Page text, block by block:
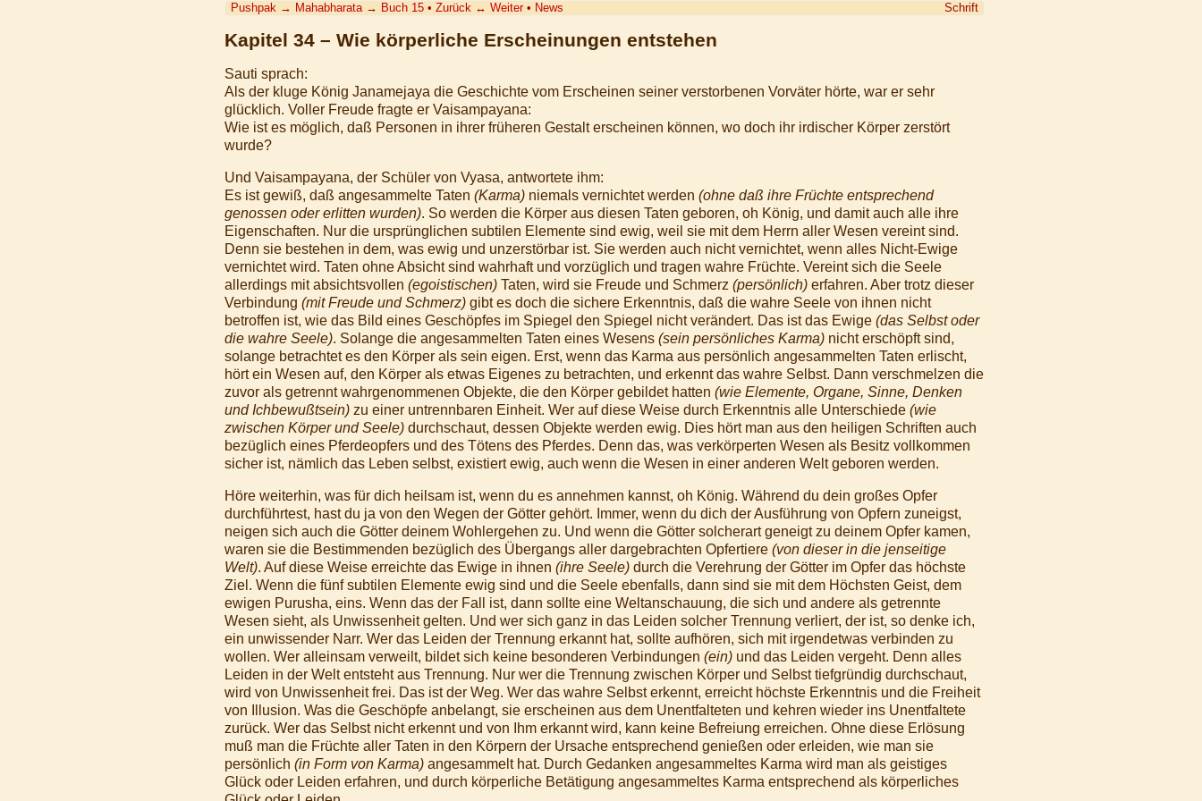
Pushpak → Mahabharata → Buch 15 •Zurück ↔ Weiter• News Schrift
Kapitel 34 – Wie körperliche Erscheinungen entstehen
Sauti sprach:
Als der kluge König Janamejaya die Geschichte vom Erscheinen seiner verstorbenen Vorväter hörte, war er sehr
glücklich. Voller Freude fragte er Vaisampayana:
Wie ist es möglich, daß Personen in ihrer früheren Gestalt erscheinen können, wo doch ihr irdischer Körper zerstört
wurde?
Und Vaisampayana, der Schüler von Vyasa, antwortete ihm:
Es ist gewiß, daß angesammelte Taten (Karma) niemals vernichtet werden (ohne daß ihre Früchte entsprechend
genossen oder erlitten wurden). So werden die Körper aus diesen Taten geboren, oh König, und damit auch alle ihre
Eigenschaften. Nur die ursprünglichen subtilen Elemente sind ewig, weil sie mit dem Herrn aller Wesen vereint sind.
Denn sie bestehen in dem, was ewig und unzerstörbar ist. Sie werden auch nicht vernichtet, wenn alles Nicht-Ewige
vernichtet wird. Taten ohne Absicht sind wahrhaft und vorzüglich und tragen wahre Früchte. Vereint sich die Seele
allerdings mit absichtsvollen (egoistischen) Taten, wird sie Freude und Schmerz (persönlich) erfahren. Aber trotz dieser
Verbindung (mit Freude und Schmerz) gibt es doch die sichere Erkenntnis, daß die wahre Seele von ihnen nicht
betroffen ist, wie das Bild eines Geschöpfes im Spiegel den Spiegel nicht verändert. Das ist das Ewige (das Selbst oder
die wahre Seele). Solange die angesammelten Taten eines Wesens (sein persönliches Karma) nicht erschöpft sind,
solange betrachtet es den Körper als sein eigen. Erst, wenn das Karma aus persönlich angesammelten Taten erlischt,
hört ein Wesen auf, den Körper als etwas Eigenes zu betrachten, und erkennt das wahre Selbst. Dann verschmelzen die
zuvor als getrennt wahrgenommenen Objekte, die den Körper gebildet hatten (wie Elemente, Organe, Sinne, Denken
und Ichbewußtsein) zu einer untrennbaren Einheit. Wer auf diese Weise durch Erkenntnis alle Unterschiede (wie
zwischen Körper und Seele) durchschaut, dessen Objekte werden ewig. Dies hört man aus den heiligen Schriften auch
bezüglich eines Pferdeopfers und des Tötens des Pferdes. Denn das, was verkörperten Wesen als Besitz vollkommen
sicher ist, nämlich das Leben selbst, existiert ewig, auch wenn die Wesen in einer anderen Welt geboren werden.
Höre weiterhin, was für dich heilsam ist, wenn du es annehmen kannst, oh König. Während du dein großes Opfer
durchführtest, hast du ja von den Wegen der Götter gehört. Immer, wenn du dich der Ausführung von Opfern zuneigst,
neigen sich auch die Götter deinem Wohlergehen zu. Und wenn die Götter solcherart geneigt zu deinem Opfer kamen,
waren sie die Bestimmenden bezüglich des Übergangs aller dargebrachten Opfertiere (von dieser in die jenseitige
Welt). Auf diese Weise erreichte das Ewige in ihnen (ihre Seele) durch die Verehrung der Götter im Opfer das höchste
Ziel. Wenn die fünf subtilen Elemente ewig sind und die Seele ebenfalls, dann sind sie mit dem Höchsten Geist, dem
ewigen Purusha, eins. Wenn das der Fall ist, dann sollte eine Weltanschauung, die sich und andere als getrennte
Wesen sieht, als Unwissenheit gelten. Und wer sich ganz in das Leiden solcher Trennung verliert, der ist, so denke ich,
ein unwissender Narr. Wer das Leiden der Trennung erkannt hat, sollte aufhören, sich mit irgendetwas verbinden zu
wollen. Wer alleinsam verweilt, bildet sich keine besonderen Verbindungen (ein) und das Leiden vergeht. Denn alles
Leiden in der Welt entsteht aus Trennung. Nur wer die Trennung zwischen Körper und Selbst tiefgründig durchschaut,
wird von Unwissenheit frei. Das ist der Weg. Wer das wahre Selbst erkennt, erreicht höchste Erkenntnis und die Freiheit
von Illusion. Was die Geschöpfe anbelangt, sie erscheinen aus dem Unentfalteten und kehren wieder ins Unentfaltete
zurück. Wer das Selbst nicht erkennt und von Ihm erkannt wird, kann keine Befreiung erreichen. Ohne diese Erlösung
muß man die Früchte aller Taten in den Körpern der Ursache entsprechend genießen oder erleiden, wie man sie
persönlich (in Form von Karma) angesammelt hat. Durch Gedanken angesammeltes Karma wird man als geistiges
Glück oder Leiden erfahren, und durch körperliche Betätigung angesammeltes Karma entsprechend als körperliches